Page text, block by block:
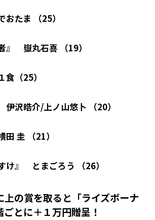
たま （25）
』 嶽丸石喜 （19）
（25）
伊沢皓介/上ノ山悠卜 （20）
圭 （21）
け』 とまごろう （26）
上の賞を取ると「ライズボーナ
とに＋１万円贈呈！